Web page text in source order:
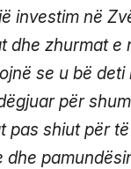
investim në
dhe zhurmat e
se u bë deti
për
pas shiut për
dhe